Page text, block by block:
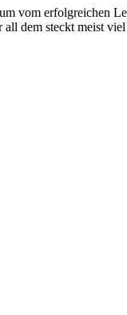
vom erfolgreichen
dem steckt meist